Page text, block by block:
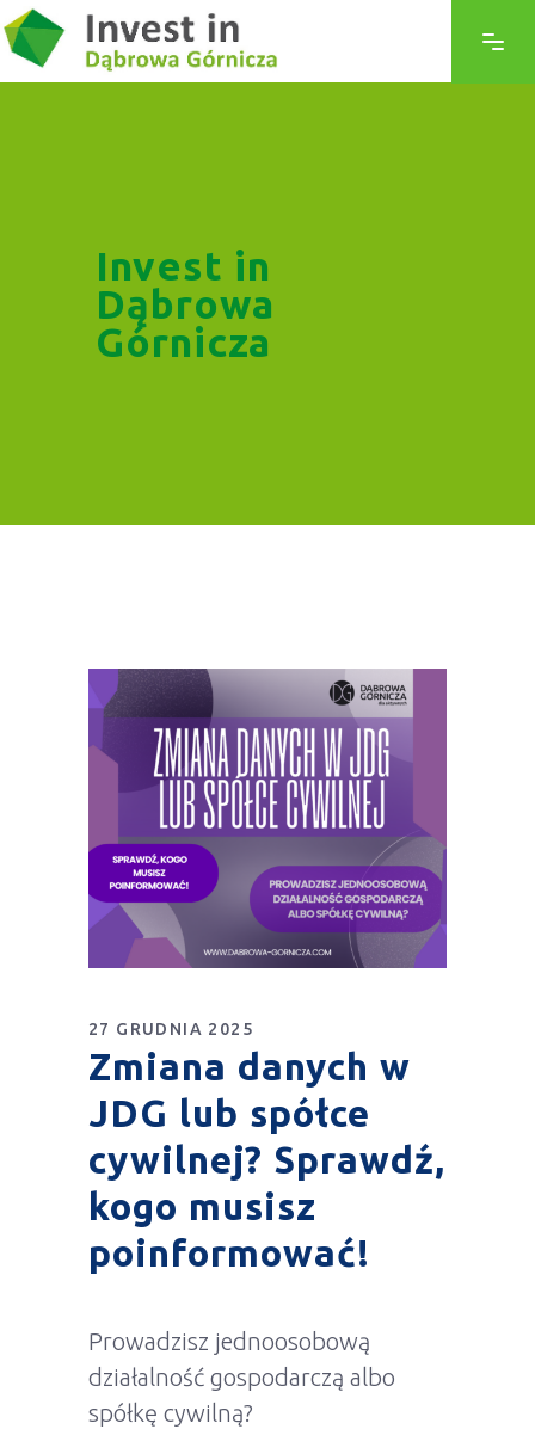
Invest in
Dąbrowa
Górnicza
27 GRUDNIA 2025
Zmiana danych w
JDG lub spółce
cywilnej? Sprawdź,
kogo musisz
poinformować!
Prowadzisz jednoosobową
działalność gospodarczą albo
spółkę cywilną?